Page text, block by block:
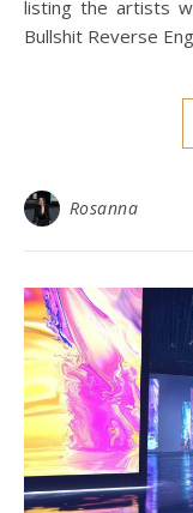
listing the artists
Bullshit Reverse
Rosanna